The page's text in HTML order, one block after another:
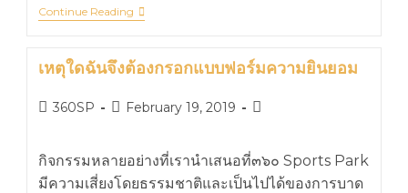
Continue Reading
เหตุใดฉันจึงต้องกรอกแบบฟอร์มความยินยอม
360SP February 19, 2019
กิจกรรมหลายอย่างที่เรานำเสนอที่๓๖๐ Sports Park
มีความเสี่ยงโดยธรรมชาติและเป็นไปได้ของการบาด